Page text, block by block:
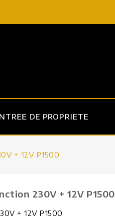
DE PROPRIETE
+ 12V P1500
230V + 12V P1500
+ 12V P1500